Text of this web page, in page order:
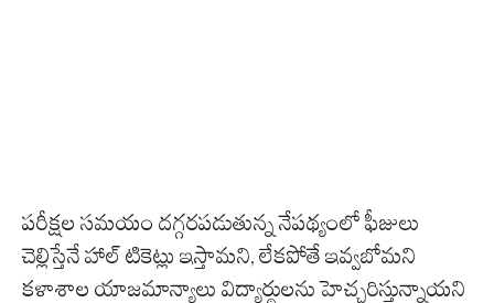
పరీక్షల సమయం దగ్గరపడుతున్న నేపథ్యంలో ఫీజులు
చెల్లిస్తేనే హాల్ టికెట్లు ఇస్తామని, లేకపోతే ఇవ్వబోమని
కళాశాల యాజమాన్యాలు విద్యార్థులను హెచ్చరిస్తున్నాయని